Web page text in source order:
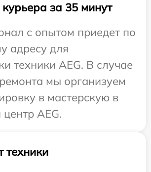
за 35 минут
с опытом приедет по
адресу для
техники AEG. В случае
мы организуем
в мастерскую в
AEG.
техники